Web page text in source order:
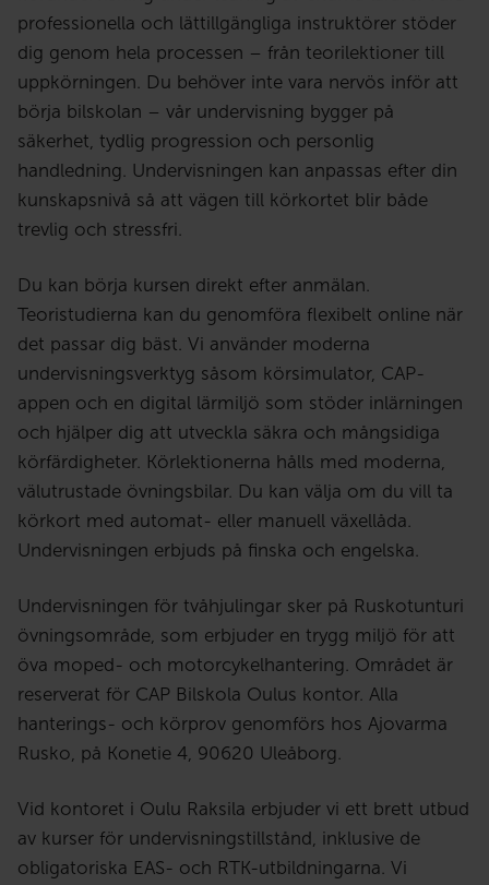
professionella och lättillgängliga instruktörer stöder
dig genom hela processen – från teorilektioner till
uppkörningen. Du behöver inte vara nervös inför att
börja bilskolan – vår undervisning bygger på
säkerhet, tydlig progression och personlig
handledning. Undervisningen kan anpassas efter din
kunskapsnivå så att vägen till körkortet blir både
trevlig och stressfri.
Du kan börja kursen direkt efter anmälan.
Teoristudierna kan du genomföra flexibelt online när
det passar dig bäst. Vi använder moderna
undervisningsverktyg såsom körsimulator, CAP-
appen och en digital lärmiljö som stöder inlärningen
och hjälper dig att utveckla säkra och mångsidiga
körfärdigheter. Körlektionerna hålls med moderna,
välutrustade övningsbilar. Du kan välja om du vill ta
körkort med automat- eller manuell växellåda.
Undervisningen erbjuds på finska och engelska.
Undervisningen för tvåhjulingar sker på Ruskotunturi
övningsområde, som erbjuder en trygg miljö för att
öva moped- och motorcykelhantering. Området är
reserverat för CAP Bilskola Oulus kontor. Alla
hanterings- och körprov genomförs hos Ajovarma
Rusko, på Konetie 4, 90620 Uleåborg.
Vid kontoret i Oulu Raksila erbjuder vi ett brett utbud
av kurser för undervisningstillstånd, inklusive de
obligatoriska EAS- och RTK-utbildningarna. Vi